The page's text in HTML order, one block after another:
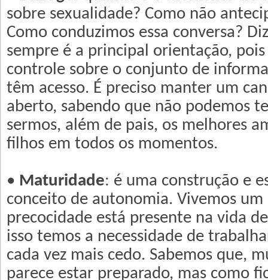
sobre sexualidade? Como não
Como conduzimos essa conversa?
sempre é a principal orientação,
controle sobre o conjunto de
têm acesso. É preciso manter um
aberto, sabendo que não podemos
sermos, além de pais, os melhores
filhos em todos os momentos.
• Maturidade: é uma construção e
conceito de autonomia. Vivemos
precocidade está presente na vida
isso temos a necessidade de
cada vez mais cedo. Sabemos que,
parece estar preparado, mas como